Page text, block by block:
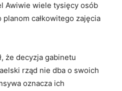
Awiwie wiele tysięcy osób
całkowitego zajęcia
że decyzja gabinetu
rząd nie dba o swoich
oznacza ich